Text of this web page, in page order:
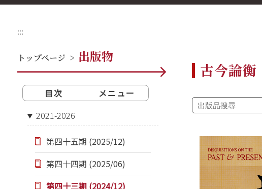
:::
トップページ > 出版物
目次
メニュー
2021-2026
第四十五期 (2025/12)
第四十四期 (2025/06)
第四十三期 (2024/12)
古今論衡